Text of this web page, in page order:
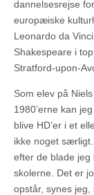
dannelsesrejse
europæiske
Leonardo da
Shakespeare i
Stratford-upon-
Som elev på
1980’erne kan
blive HD’er i et
ikke noget
efter de blade
skolerne. Det er
opstår, synes